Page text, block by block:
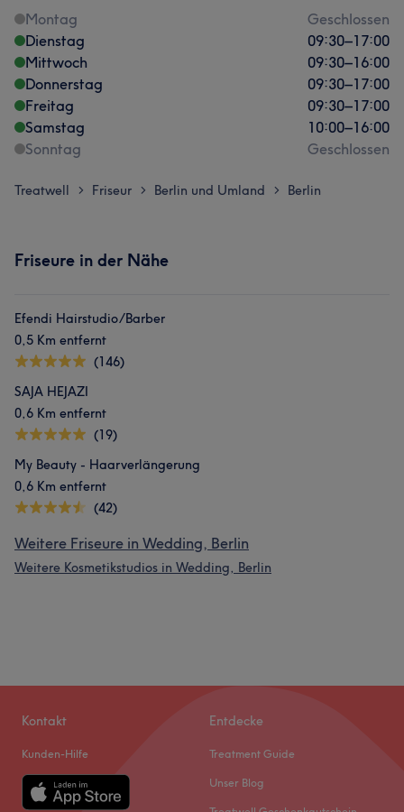
Montag
Geschlossen
Dienstag
09:30–17:00
Mittwoch
09:30–16:00
Donnerstag
09:30–17:00
Freitag
09:30–17:00
Samstag
10:00–16:00
Sonntag
Geschlossen
Treatwell > Friseur > Berlin und Umland > Berlin
Friseure in der Nähe
Efendi Hairstudio/Barber
0,5 Km entfernt
(146)
SAJA HEJAZI
0,6 Km entfernt
(19)
My Beauty - Haarverlängerung
0,6 Km entfernt
(42)
Weitere Friseure in Wedding, Berlin
Weitere Kosmetikstudios in Wedding, Berlin
Kontakt
Kunden-Hilfe
Entdecke
Treatment Guide
Unser Blog